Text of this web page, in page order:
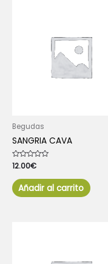
Begudas
SANGRIA CAVA
Valorado
con
de
5
12.00€
Añadir al carrito